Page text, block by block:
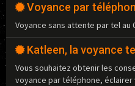
Voyance par
Voyance sans attente par tel au
Katleen, la voyance
Vous souhaitez obtenir les
voyance par téléphone,